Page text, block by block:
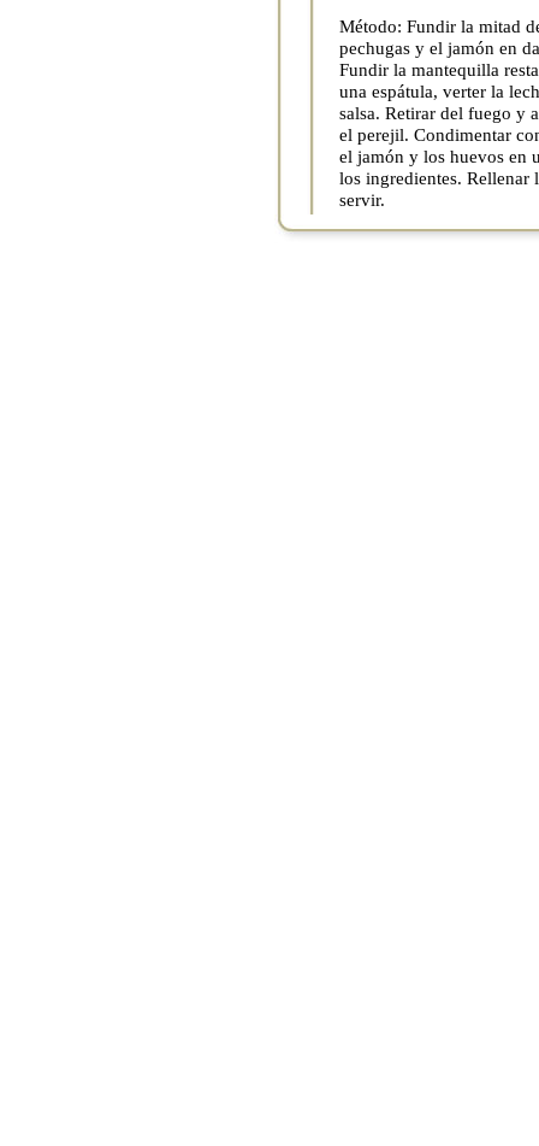
Método: Fundir la mitad
pechugas y el jamón en
Fundir la mantequilla
una espátula, verter la
salsa. Retirar del fuego y
el perejil. Condimentar
el jamón y los huevos en
los ingredientes. Rellenar
servir.